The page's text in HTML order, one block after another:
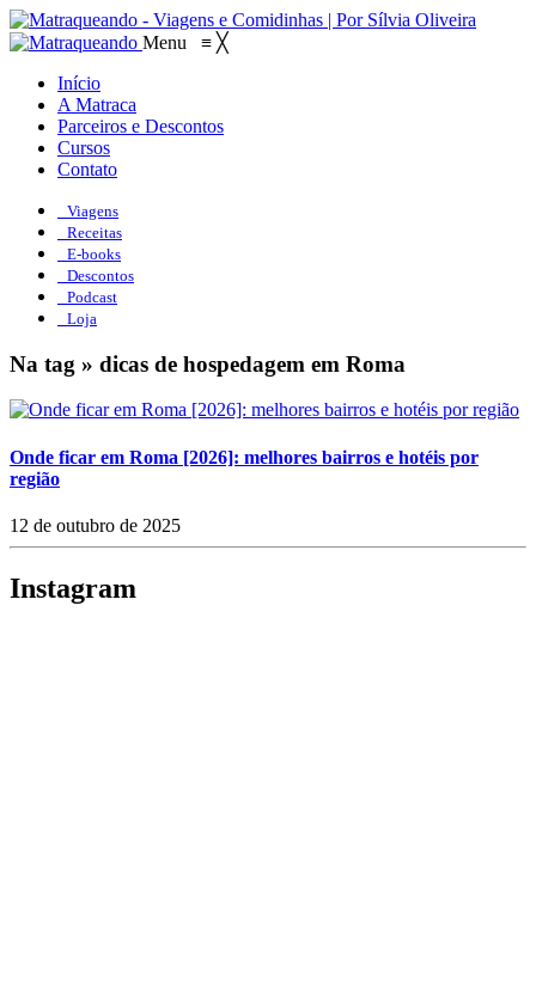
Menu ≡ ╳
Início
A Matraca
Parceiros e Descontos
Cursos
Contato
Viagens
Receitas
E-books
Descontos
Podcast
Loja
Na tag » dicas de hospedagem em Roma
Onde ficar em Roma [2026]: melhores bairros e hotéis por
região
12 de outubro de 2025
Instagram